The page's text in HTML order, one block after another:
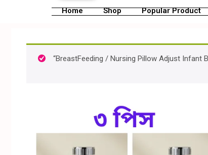
Home Shop Popular Product
“BreastFeeding / Nursing Pillow Adjust Infant